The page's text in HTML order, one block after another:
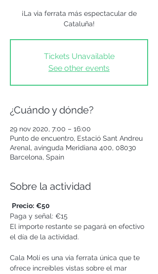
¡La via ferrata más espectacular de
Cataluña!
Tickets Unavailable
See other events
¿Cuándo y dónde?
29 nov 2020, 7:00 – 16:00
Punto de encuentro, Estació Sant Andreu
Arenal, avinguda Meridiana 400, 08030
Barcelona, Spain
Sobre la actividad
Precio: €50
Paga y señal: €15
El importe restante se pagará en efectivo
el día de la actividad.
Cala Molí es una via ferrata única que te
ofrece increíbles vistas sobre el mar